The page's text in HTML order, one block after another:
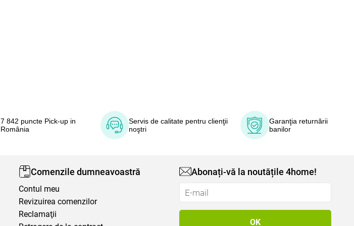
7 842 puncte Pick-up in
România
Servis de calitate pentru clienţii
noştri
Garanţia returnării
banilor
Comenzile dumneavoastră
Contul meu
Revizuirea comenzilor
Reclamaţii
Abonați-vă la noutățile 4home!